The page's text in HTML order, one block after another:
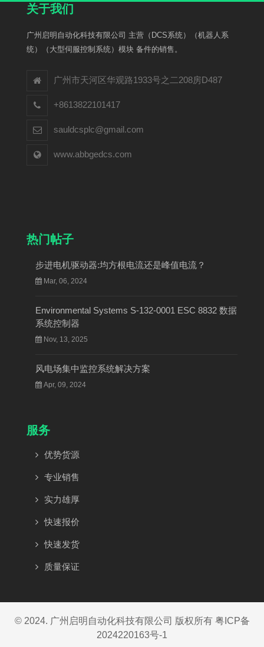
关于我们
广州启明自动化科技有限公司 主营（DCS系统）（机器人系
统）（大型伺服控制系统）模块 备件的销售。
广州市天河区华观路1933号之二208房D487
+8613822101417
sauldcsplc@gmail.com
www.abbgedcs.com
热门帖子
步进电机驱动器:均方根电流还是峰值电流？
Mar, 06, 2024
Environmental Systems S-132-0001 ESC 8832 数据
系统控制器
Nov, 13, 2025
风电场集中监控系统解决方案
Apr, 09, 2024
服务
优势货源
专业销售
实力雄厚
快速报价
快速发货
质量保证
© 2024. 广州启明自动化科技有限公司 版权所有 粤ICP备
2024220163号-1